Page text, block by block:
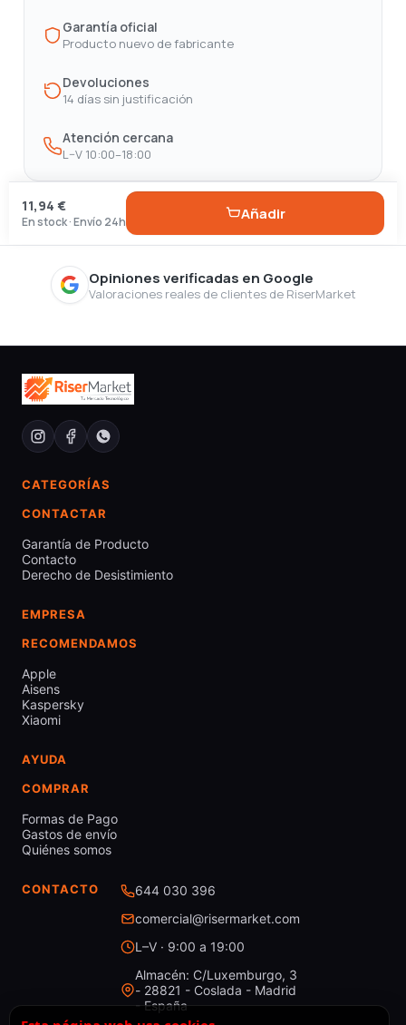
Garantía oficial
Producto nuevo de fabricante
Devoluciones
14 días sin justificación
Atención cercana
L–V 10:00–18:00
11,94 €
En stock · Envío 24h Añadir
Opiniones verificadas en Google
Valoraciones reales de clientes de RiserMarket
CATEGORÍAS
CONTACTAR
Garantía de Producto
Contacto
Derecho de Desistimiento
EMPRESA
RECOMENDAMOS
Apple
Aisens
Kaspersky
Xiaomi
AYUDA
COMPRAR
Formas de Pago
Gastos de envío
Quiénes somos
CONTACTO
644 030 396
comercial@risermarket.com
L–V · 9:00 a 19:00
Almacén: C/Luxemburgo, 3
- 28821 - Coslada - Madrid
- España